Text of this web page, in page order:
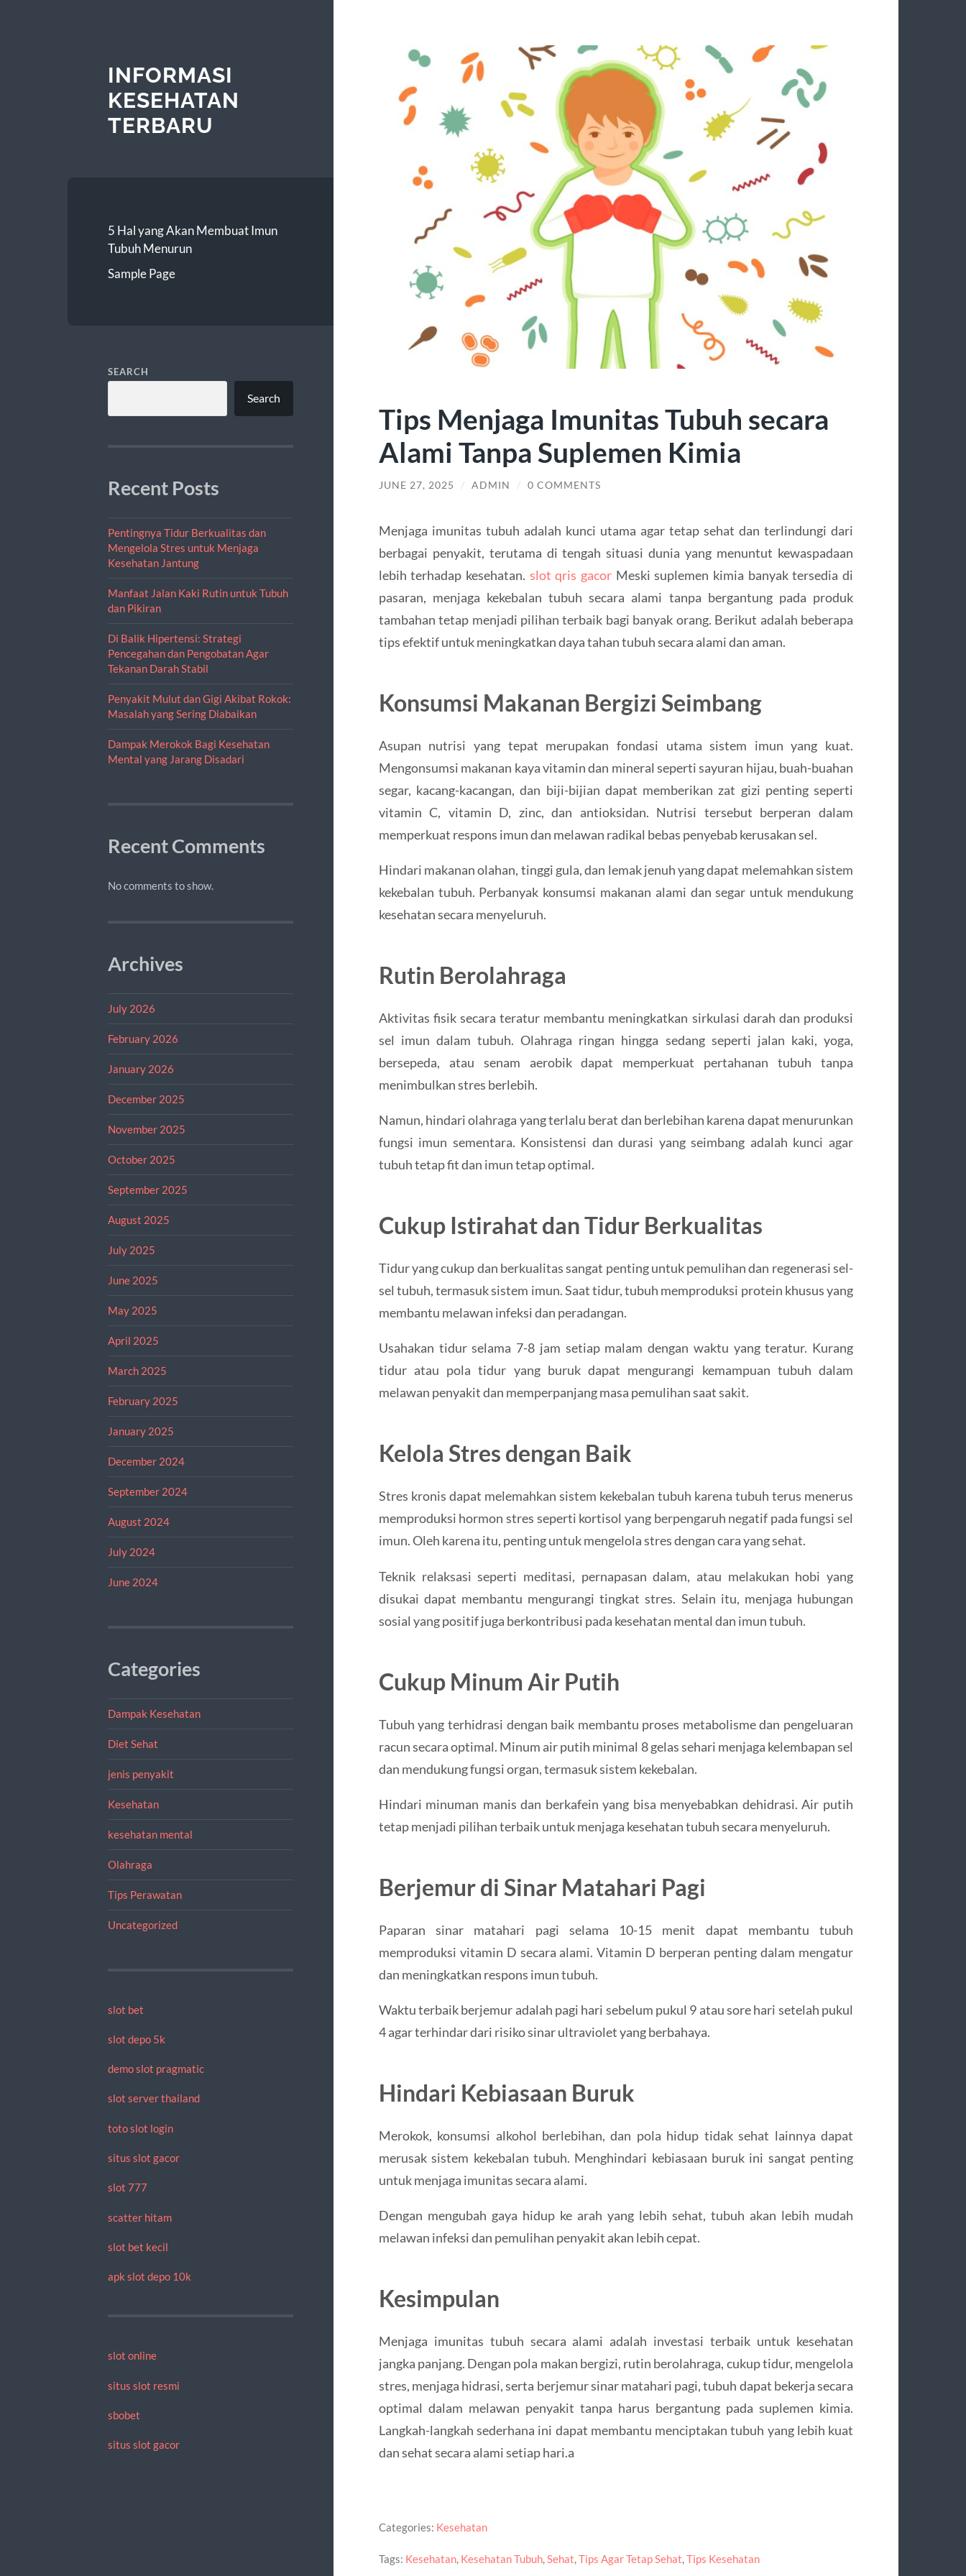
INFORMASI
KESEHATAN
TERBARU
5 Hal yang Akan Membuat Imun
Tubuh Menurun
Sample Page
SEARCH
Search
Recent Posts
Pentingnya Tidur Berkualitas dan
Mengelola Stres untuk Menjaga
Kesehatan Jantung
Manfaat Jalan Kaki Rutin untuk Tubuh
dan Pikiran
Di Balik Hipertensi: Strategi
Pencegahan dan Pengobatan Agar
Tekanan Darah Stabil
Penyakit Mulut dan Gigi Akibat Rokok:
Masalah yang Sering Diabaikan
Dampak Merokok Bagi Kesehatan
Mental yang Jarang Disadari
Recent Comments
No comments to show.
Archives
July 2026
February 2026
January 2026
December 2025
November 2025
October 2025
September 2025
August 2025
July 2025
June 2025
May 2025
April 2025
March 2025
February 2025
January 2025
December 2024
September 2024
August 2024
July 2024
June 2024
Categories
Dampak Kesehatan
Diet Sehat
jenis penyakit
Kesehatan
kesehatan mental
Olahraga
Tips Perawatan
Uncategorized
slot bet
slot depo 5k
demo slot pragmatic
slot server thailand
toto slot login
situs slot gacor
slot 777
scatter hitam
slot bet kecil
apk slot depo 10k
slot online
situs slot resmi
sbobet
situs slot gacor
Tips Menjaga Imunitas Tubuh secara
Alami Tanpa Suplemen Kimia
JUNE 27, 2025 / ADMIN / 0 COMMENTS
Menjaga imunitas tubuh adalah kunci utama agar tetap sehat dan terlindungi dari
berbagai penyakit, terutama di tengah situasi dunia yang menuntut kewaspadaan
lebih terhadap kesehatan. slot qris gacor Meski suplemen kimia banyak tersedia di
pasaran, menjaga kekebalan tubuh secara alami tanpa bergantung pada produk
tambahan tetap menjadi pilihan terbaik bagi banyak orang. Berikut adalah beberapa
tips efektif untuk meningkatkan daya tahan tubuh secara alami dan aman.
Konsumsi Makanan Bergizi Seimbang
Asupan nutrisi yang tepat merupakan fondasi utama sistem imun yang kuat.
Mengonsumsi makanan kaya vitamin dan mineral seperti sayuran hijau, buah-buahan
segar, kacang-kacangan, dan biji-bijian dapat memberikan zat gizi penting seperti
vitamin C, vitamin D, zinc, dan antioksidan. Nutrisi tersebut berperan dalam
memperkuat respons imun dan melawan radikal bebas penyebab kerusakan sel.
Hindari makanan olahan, tinggi gula, dan lemak jenuh yang dapat melemahkan sistem
kekebalan tubuh. Perbanyak konsumsi makanan alami dan segar untuk mendukung
kesehatan secara menyeluruh.
Rutin Berolahraga
Aktivitas fisik secara teratur membantu meningkatkan sirkulasi darah dan produksi
sel imun dalam tubuh. Olahraga ringan hingga sedang seperti jalan kaki, yoga,
bersepeda, atau senam aerobik dapat memperkuat pertahanan tubuh tanpa
menimbulkan stres berlebih.
Namun, hindari olahraga yang terlalu berat dan berlebihan karena dapat menurunkan
fungsi imun sementara. Konsistensi dan durasi yang seimbang adalah kunci agar
tubuh tetap fit dan imun tetap optimal.
Cukup Istirahat dan Tidur Berkualitas
Tidur yang cukup dan berkualitas sangat penting untuk pemulihan dan regenerasi sel-
sel tubuh, termasuk sistem imun. Saat tidur, tubuh memproduksi protein khusus yang
membantu melawan infeksi dan peradangan.
Usahakan tidur selama 7-8 jam setiap malam dengan waktu yang teratur. Kurang
tidur atau pola tidur yang buruk dapat mengurangi kemampuan tubuh dalam
melawan penyakit dan memperpanjang masa pemulihan saat sakit.
Kelola Stres dengan Baik
Stres kronis dapat melemahkan sistem kekebalan tubuh karena tubuh terus menerus
memproduksi hormon stres seperti kortisol yang berpengaruh negatif pada fungsi sel
imun. Oleh karena itu, penting untuk mengelola stres dengan cara yang sehat.
Teknik relaksasi seperti meditasi, pernapasan dalam, atau melakukan hobi yang
disukai dapat membantu mengurangi tingkat stres. Selain itu, menjaga hubungan
sosial yang positif juga berkontribusi pada kesehatan mental dan imun tubuh.
Cukup Minum Air Putih
Tubuh yang terhidrasi dengan baik membantu proses metabolisme dan pengeluaran
racun secara optimal. Minum air putih minimal 8 gelas sehari menjaga kelembapan sel
dan mendukung fungsi organ, termasuk sistem kekebalan.
Hindari minuman manis dan berkafein yang bisa menyebabkan dehidrasi. Air putih
tetap menjadi pilihan terbaik untuk menjaga kesehatan tubuh secara menyeluruh.
Berjemur di Sinar Matahari Pagi
Paparan sinar matahari pagi selama 10-15 menit dapat membantu tubuh
memproduksi vitamin D secara alami. Vitamin D berperan penting dalam mengatur
dan meningkatkan respons imun tubuh.
Waktu terbaik berjemur adalah pagi hari sebelum pukul 9 atau sore hari setelah pukul
4 agar terhindar dari risiko sinar ultraviolet yang berbahaya.
Hindari Kebiasaan Buruk
Merokok, konsumsi alkohol berlebihan, dan pola hidup tidak sehat lainnya dapat
merusak sistem kekebalan tubuh. Menghindari kebiasaan buruk ini sangat penting
untuk menjaga imunitas secara alami.
Dengan mengubah gaya hidup ke arah yang lebih sehat, tubuh akan lebih mudah
melawan infeksi dan pemulihan penyakit akan lebih cepat.
Kesimpulan
Menjaga imunitas tubuh secara alami adalah investasi terbaik untuk kesehatan
jangka panjang. Dengan pola makan bergizi, rutin berolahraga, cukup tidur, mengelola
stres, menjaga hidrasi, serta berjemur sinar matahari pagi, tubuh dapat bekerja secara
optimal dalam melawan penyakit tanpa harus bergantung pada suplemen kimia.
Langkah-langkah sederhana ini dapat membantu menciptakan tubuh yang lebih kuat
dan sehat secara alami setiap hari.a
Categories: Kesehatan
Tags: Kesehatan, Kesehatan Tubuh,Sehat,Tips Agar Tetap Sehat,Tips Kesehatan